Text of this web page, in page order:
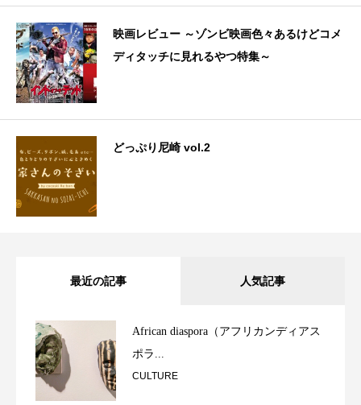
映画レビュー ～ゾンビ映画色々あるけどコメ
ディタッチに見れるやつ特集～
どっぷり尼崎 vol.2
最近の記事 人気記事
African diaspora（アフリカンディアス
ポラ...
CULTURE